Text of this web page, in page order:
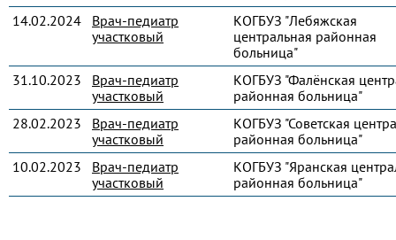
14.02.2024
Врач-педиатр
участковый
КОГБУЗ "Лебяжская
центральная районная
больница"
31.10.2023
Врач-педиатр
участковый
КОГБУЗ "Фалёнская
районная больница"
28.02.2023
Врач-педиатр
участковый
КОГБУЗ "Советская
районная больница"
10.02.2023
Врач-педиатр
участковый
КОГБУЗ "Яранская
районная больница"